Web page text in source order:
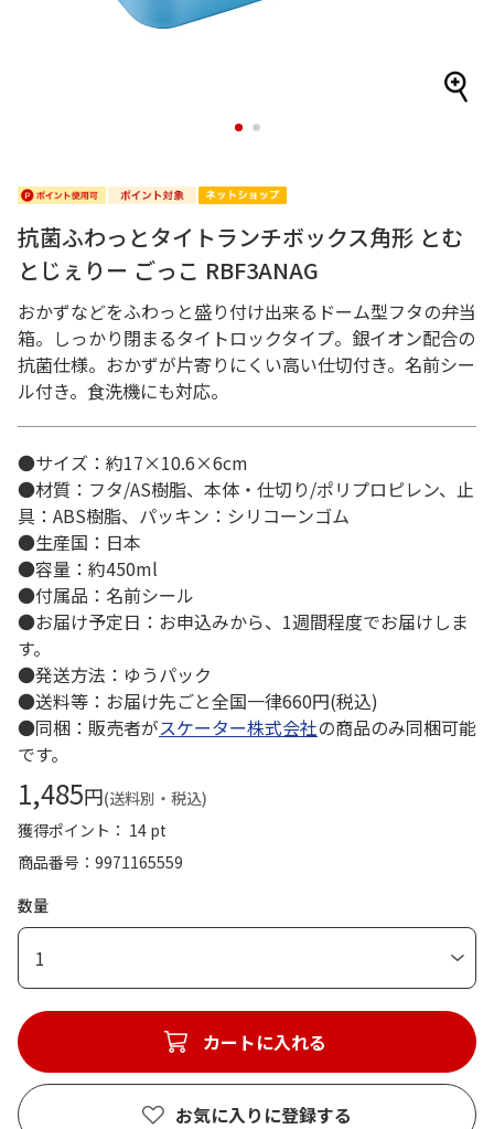
1 2
抗菌ふわっとタイトランチボックス角形 とむ
とじぇりー ごっこ RBF3ANAG
おかずなどをふわっと盛り付け出来るドーム型フタの弁当
箱。しっかり閉まるタイトロックタイプ。銀イオン配合の
抗菌仕様。おかずが片寄りにくい高い仕切付き。名前シー
ル付き。食洗機にも対応。
●サイズ：約17×10.6×6cm
●材質：フタ/AS樹脂、本体・仕切り/ポリプロピレン、止
具：ABS樹脂、パッキン：シリコーンゴム
●生産国：日本
●容量：約450ml
●付属品：名前シール
●お届け予定日：お申込みから、1週間程度でお届けしま
す。
●発送方法：ゆうパック
●送料等：お届け先ごと全国一律660円(税込)
●同梱：販売者がスケーター株式会社の商品のみ同梱可能
です。
1,485円(送料別・税込)
獲得ポイント： 14 pt
商品番号
9971165559
数量
1
カートに入れる
お気に入りに登録する